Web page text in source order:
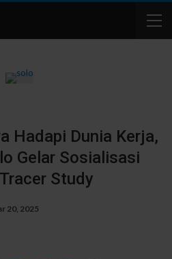
Hadapi Dunia Kerja,
Gelar Sosialisasi
Study
20, 2025